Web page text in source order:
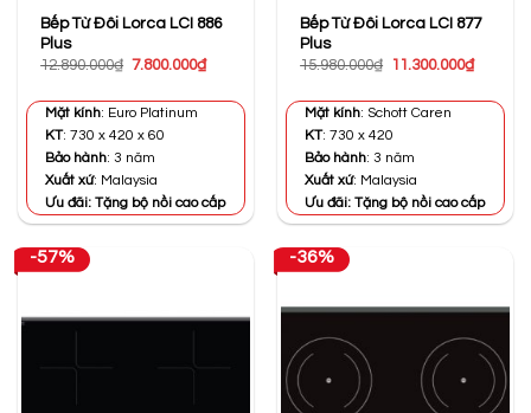
Bếp Từ Đôi Lorca LCI 886
Plus
12.890.000₫ Giá
12.890.000₫.
7.800.000₫Giá
Mặt kính: Euro Platinum
KT: 730 x 420 x 60
Bảo hành: 3 năm
Xuất xứ: Malaysia
Ưu đãi: Tặng bộ nồi cao cấp
Bếp Từ Đôi Lorca LCI 877
Plus
15.980.000₫
Giá
15.980.000₫.
11.300.000₫Giá
Mặt kính: Schott Caren
KT: 730 x 420
Bảo hành: 3 năm
Xuất xứ: Malaysia
Ưu đãi: Tặng bộ nồi cao cấp
-57% -36%